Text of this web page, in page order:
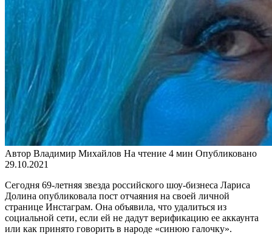
Автор Владимир Михайлов На чтение 4 мин Опубликовано
29.10.2021
Сегодня 69-летняя звезда российского шоу-бизнеса Лариса
Долина опубликовала пост отчаяния на своей личной
странице Инстаграм. Она объявила, что удалиться из
социальной сети, если ей не дадут верификацию ее аккаунта
или как принято говорить в народе «синюю галочку».